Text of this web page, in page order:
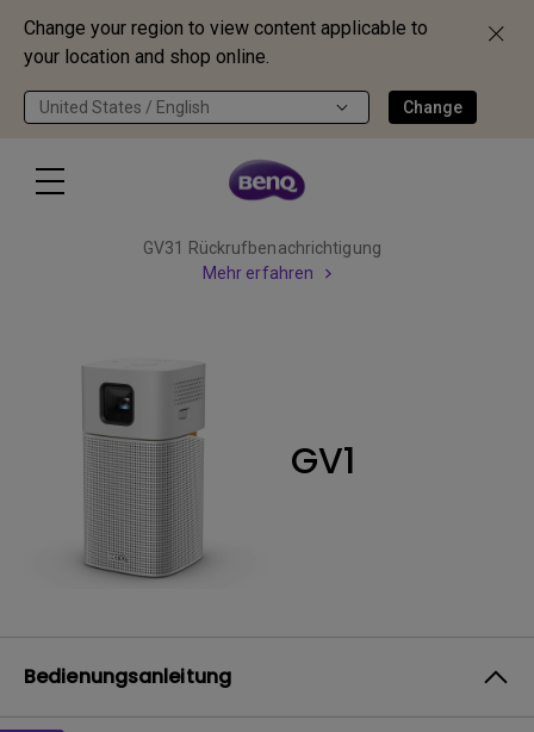
Change your region to view content applicable to
your location and shop online.
United States / English Change
GV31 Rückrufbenachrichtigung
Mehr erfahren
GV1
Bedienungsanleitung